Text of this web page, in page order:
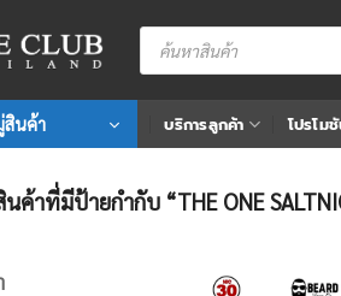
Products
search
นค้า บริการลูกค้า โปรโม
นค้าที่มีป้ายกำกับ “THE ONE